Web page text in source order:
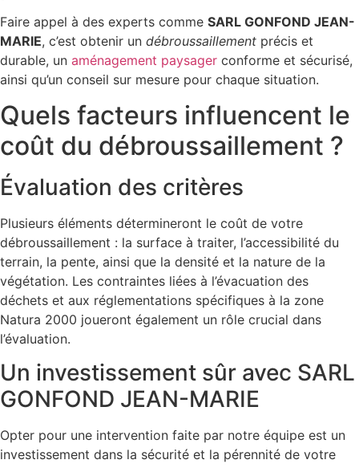
Faire appel à des experts comme SARL GONFOND JEAN-
MARIE, c’est obtenir un débroussaillement précis et
durable, un aménagement paysager conforme et sécurisé,
ainsi qu’un conseil sur mesure pour chaque situation.
Quels facteurs influencent le
coût du débroussaillement ?
Évaluation des critères
Plusieurs éléments détermineront le coût de votre
débroussaillement : la surface à traiter, l’accessibilité du
terrain, la pente, ainsi que la densité et la nature de la
végétation. Les contraintes liées à l’évacuation des
déchets et aux réglementations spécifiques à la zone
Natura 2000 joueront également un rôle crucial dans
l’évaluation.
Un investissement sûr avec SARL
GONFOND JEAN-MARIE
Opter pour une intervention faite par notre équipe est un
investissement dans la sécurité et la pérennité de votre